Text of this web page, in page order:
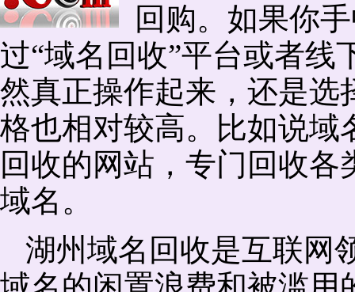
回购。如果你
过“域名回收”平台或者
然真正操作起来，还是选
格也相对较高。比如说域
回收的网站，专门回收
域名。
湖州域名回收是互联网